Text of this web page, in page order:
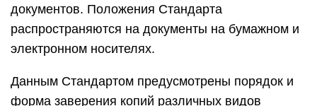
документов. Положения Стандарта
распространяются на документы на бумажном и
электронном носителях.
Данным Стандартом предусмотрены порядок и
форма заверения копий различных видов